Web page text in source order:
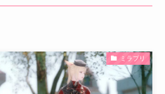
ミラプリ